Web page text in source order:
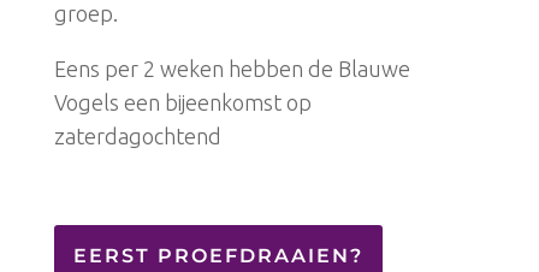
groep.
Eens per 2 weken hebben de Blauwe
Vogels een bijeenkomst op
zaterdagochtend
EERST PROEFDRAAIEN?